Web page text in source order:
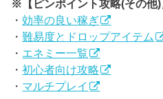
※【ピンポイント攻略(その他)
・効率の良い稼ぎ
・難易度とドロップアイテム
・ エネミー一覧
・初心者向け攻略
・ マルチプレイ